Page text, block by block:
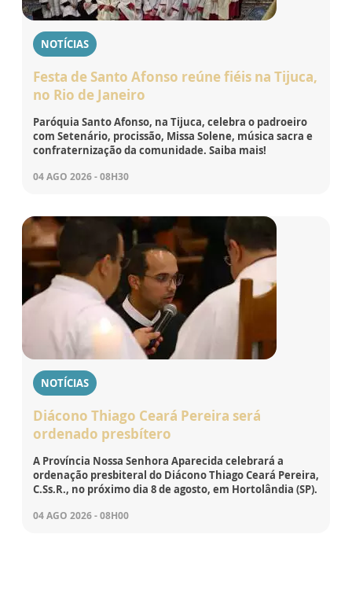
NOTÍCIAS
Festa de Santo Afonso reúne fiéis na Tijuca,
no Rio de Janeiro
Paróquia Santo Afonso, na Tijuca, celebra o padroeiro
com Setenário, procissão, Missa Solene, música sacra e
confraternização da comunidade. Saiba mais!
04 AGO 2026 - 08H30
NOTÍCIAS
Diácono Thiago Ceará Pereira será
ordenado presbítero
A Província Nossa Senhora Aparecida celebrará a
ordenação presbiteral do Diácono Thiago Ceará Pereira,
C.Ss.R., no próximo dia 8 de agosto, em Hortolândia (SP).
04 AGO 2026 - 08H00